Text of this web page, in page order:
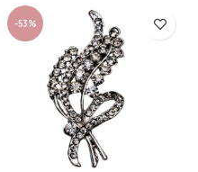
-53%